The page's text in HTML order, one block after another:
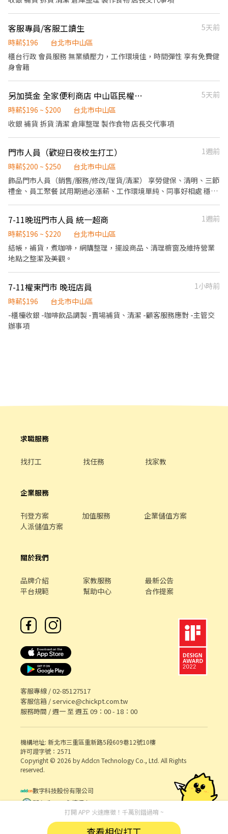
客服專員/客服工讀生
5天前
時薪$196
台北市中山區
櫃台行政 會員服務 無業績壓力，工作環境佳，時間彈性 享有免費健
身會籍
另加獎金 全家便利商店 中山區民權西路
5天前
時薪$196 ~ $200
台北市中山區
收銀 補貨 拆貨 清潔 倉庫整理 製作食物 店長交代事項
門市人員（歡迎日夜校生打工）
1週前
時薪$200 ~ $250
台北市中山區
飾品門市人員（銷售/服務/修改/理貨/清潔） 享勞健保、清明、三節
禮金、員工聚餐 試用期過必漲薪、工作環境單純、同事好相處 穩定
7-11晚班門市人員 統一超商
1週前
時薪$196 ~ $220
台北市中山區
結帳，補貨，煮咖啡，網購整理，擺設商品、清理櫥窗及維持營業
地點之整潔及美觀。
7-11權東門市 晚班店員
1小時前
時薪$196
台北市中山區
-櫃檯收銀 -咖啡飲品調製 -賣場補貨、清潔 -顧客服務應對 -主管交
辦事項
求職服務
找打工 找任務 找家教
企業服務
刊登方案 加值服務
企業儲值方案
人派儲值方案
關於我們
品牌介紹 家教服務
最新公告
平台規範
幫助中心 合作提案
客服專線 /02-85127517
客服信箱 /service@chickpt.com.tw
服務時間 / 週一 至 週五 09：00 - 18：00
機構地址: 新北市三重區重新路5段609巷12號10樓
許可證字號：2571
Copyright © 2026 by Addcn Technology Co., Ltd. All Rights
reserved.
數字科技股份有限公司
鄧白氏 ESG 永續標章
打開 APP 火速應徵！千萬別錯過唷 ~
查看相似打工